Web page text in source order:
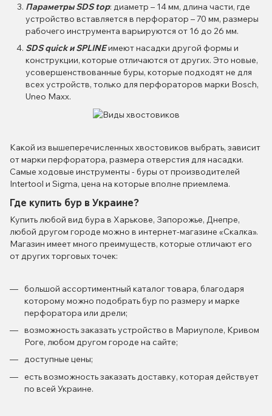
Параметры SDS top: диаметр – 14 мм, длина части, где
устройство вставляется в перфоратор – 70 мм, размеры
рабочего инструмента варьируются от 16 до 26 мм.
SDS quick и SPLINEимеют насадки другой формы и
конструкции, которые отличаются от других. Это новые,
усовершенствованные буры, которые подходят не для
всех устройств, только для перфораторов марки Bosch,
Uneo Maxx.
Какой из вышеперечисленных хвостовиков выбрать, зависит
от марки перфоратора, размера отверстия для насадки.
Самые ходовые инструменты - буры от производителей
Intertool и Sigma, цена на которые вполне приемлема.
Где купить бур в Украине?
Купить любой вид бура в Харькове, Запорожье, Днепре,
любой другом городе можно в интернет-магазине «Скалка».
Магазин имеет много преимуществ, которые отличают его
от других торговых точек:
большой ассортиментный каталог товара, благодаря
которому можно подобрать бур по размеру и марке
перфоратора или дрели;
возможность заказать устройство в Мариуполе, Кривом
Роге, любом другом городе на сайте;
доступные цены;
есть возможность заказать доставку, которая действует
по всей Украине.